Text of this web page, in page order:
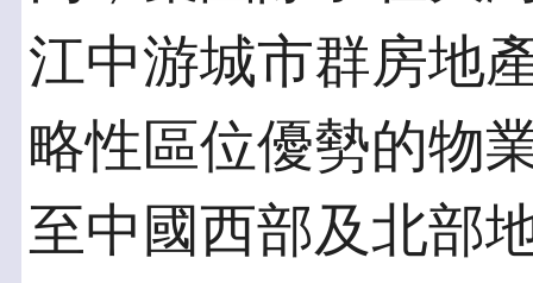
江中游城市群房地
略性區位優勢的物
至中國西部及北部